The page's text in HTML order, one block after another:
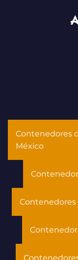
Contenedores
México
Contenedores